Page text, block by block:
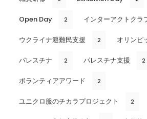
Open Day 2 インターアクトクラ
ウクライナ避難民支援 2 オリンピ
パレスチナ 2 パレスチナ支援 2
ボランティアアワード 2
ユニクロ服のチカラプロジェクト 2